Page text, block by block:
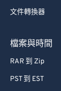
文件轉換器
檔案與時間
RAR 到 Zip
PST 到 EST